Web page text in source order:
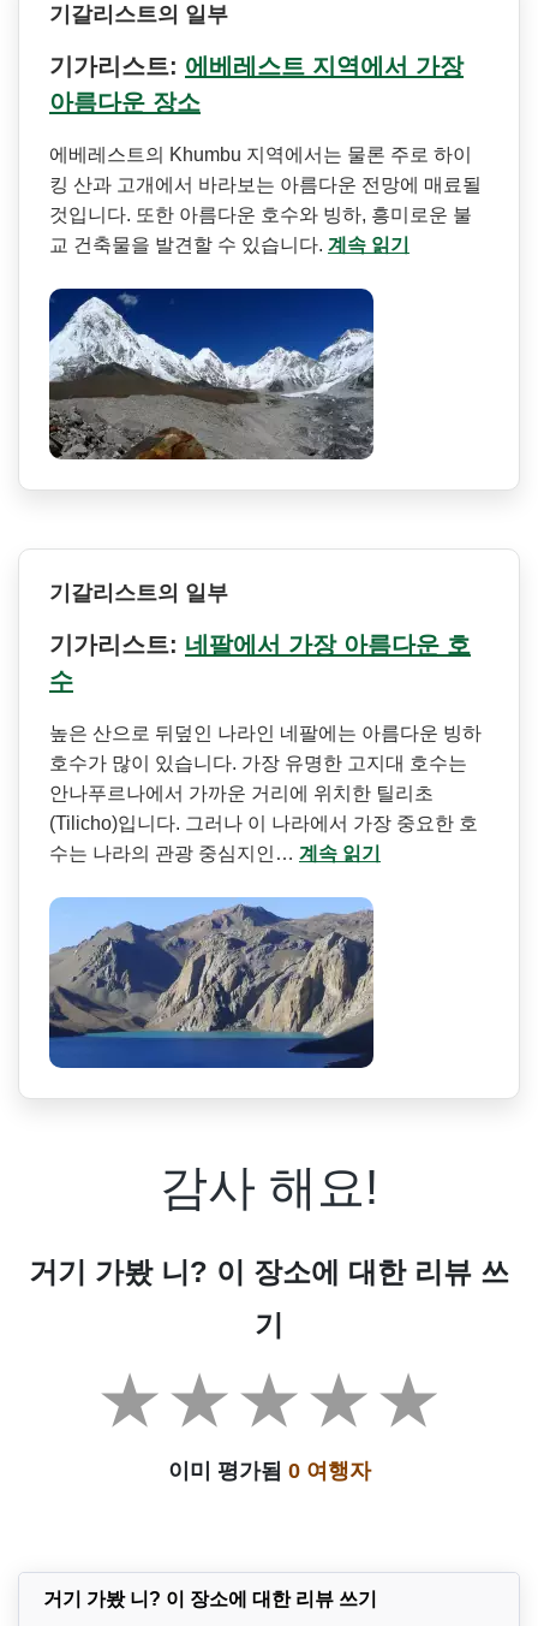
기갈리스트의 일부
기가리스트: 에베레스트 지역에서 가장
아름다운 장소
에베레스트의 Khumbu 지역에서는 물론 주로 하이
킹 산과 고개에서 바라보는 아름다운 전망에 매료될
것입니다. 또한 아름다운 호수와 빙하, 흥미로운 불
교 건축물을 발견할 수 있습니다. 계속 읽기
기갈리스트의 일부
기가리스트: 네팔에서 가장 아름다운 호
수
높은 산으로 뒤덮인 나라인 네팔에는 아름다운 빙하
호수가 많이 있습니다. 가장 유명한 고지대 호수는
안나푸르나에서 가까운 거리에 위치한 틸리초
(Tilicho)입니다. 그러나 이 나라에서 가장 중요한 호
수는 나라의 관광 중심지인… 계속 읽기
감사 해요!
거기 가봤 니? 이 장소에 대한 리뷰 쓰
기
이미 평가됨 0 여행자
거기 가봤 니? 이 장소에 대한 리뷰 쓰기